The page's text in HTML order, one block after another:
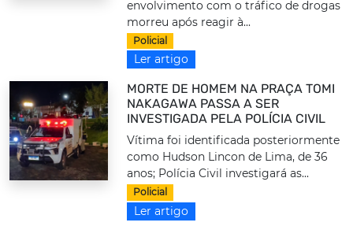
envolvimento com o tráfico de drogas
morreu após reagir à...
Policial
Ler artigo
MORTE DE HOMEM NA PRAÇA TOMI
NAKAGAWA PASSA A SER
INVESTIGADA PELA POLÍCIA CIVIL
Vítima foi identificada posteriormente
como Hudson Lincon de Lima, de 36
anos; Polícia Civil investigará as...
Policial
Ler artigo